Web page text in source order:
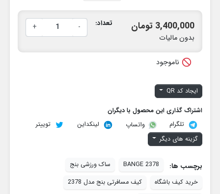
3,400,000 تومان
بدون مالیات
تعداد: -
+
 ناموجود
ایجاد کد QR
اشتراک گذاری این محصول با دیگران
تلگرام
واتساپ لینکداین
توییتر
گزینه های دیگر
برچسب ها: BANGE 2378
ساک ورزشی بنج
خرید کیف باشگاه
کیف مسافرتی بنج مدل 2378